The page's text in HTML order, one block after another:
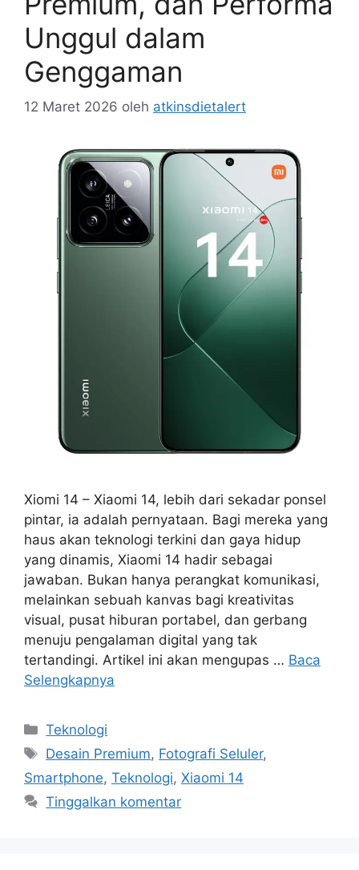
Unggul dalam
Genggaman
12 Maret 2026 oleh atkinsdietalert
Xiomi 14 – Xiaomi 14, lebih dari sekadar ponsel
pintar, ia adalah pernyataan. Bagi mereka yang
haus akan teknologi terkini dan gaya hidup
yang dinamis, Xiaomi 14 hadir sebagai
jawaban. Bukan hanya perangkat komunikasi,
melainkan sebuah kanvas bagi kreativitas
visual, pusat hiburan portabel, dan gerbang
menuju pengalaman digital yang tak
tertandingi. Artikel ini akan mengupas … Baca
Selengkapnya
Kategori
Teknologi
Tag
Desain Premium, Fotografi Seluler,
Smartphone, Teknologi, Xiaomi 14
Tinggalkan komentar